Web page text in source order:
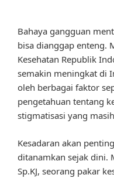
Bahaya gangguan
bisa dianggap enteng.
Kesehatan Republik
semakin meningkat di
oleh berbagai faktor
pengetahuan tentang
stigmatisasi yang
Kesadaran akan
ditanamkan sejak dini.
Sp.KJ, seorang pakar